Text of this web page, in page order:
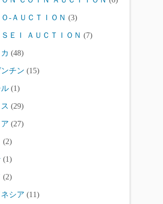
Ｏ-ＡＵＣＴＩＯＮ (3)
ＳＥＩ ＡＵＣＴＩＯＮ (7)
(48)
チン (15)
(1)
(29)
(27)
(2)
(1)
(2)
シア (11)